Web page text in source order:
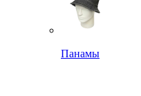
Панамы